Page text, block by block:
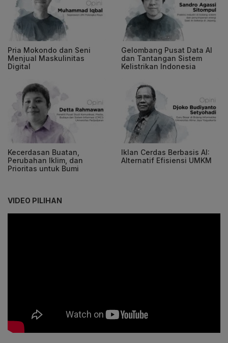
Pria Mokondo dan Seni
Menjual Maskulinitas
Digital
Gelombang Pusat Data AI
dan Tantangan Sistem
Kelistrikan Indonesia
Kecerdasan Buatan,
Perubahan Iklim, dan
Prioritas untuk Bumi
Iklan Cerdas Berbasis AI:
Alternatif Efisiensi UMKM
VIDEO PILIHAN